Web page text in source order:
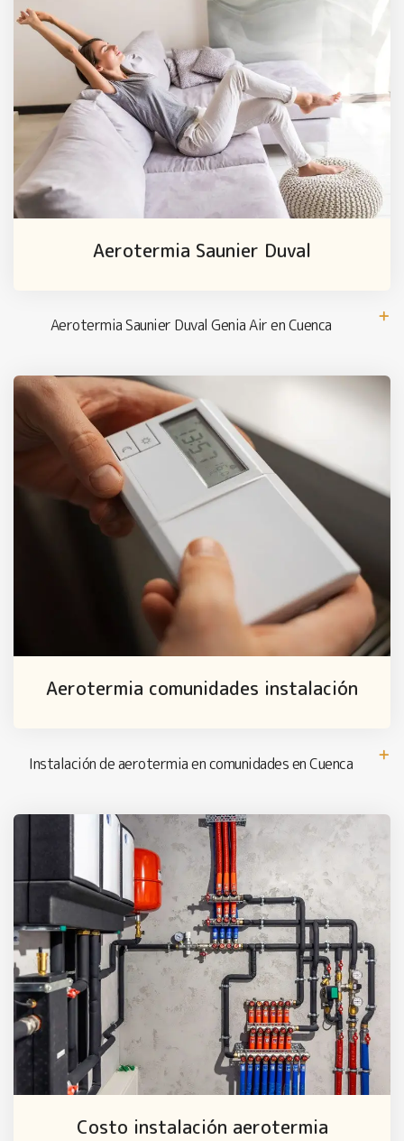
Aerotermia Saunier Duval
Aerotermia Saunier Duval Genia Air en Cuenca
Aerotermia comunidades instalación
Instalación de aerotermia en comunidades en Cuenca
Costo instalación aerotermia